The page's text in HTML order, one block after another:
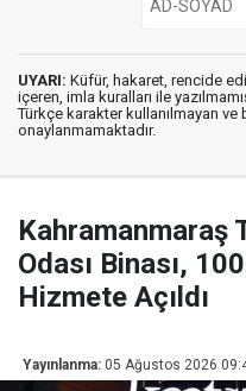
UYARI: Küfür, hakaret, rencide
içeren, imla kuralları ile
Türkçe karakter kullanılmayan ve
onaylanmamaktadır.
Kahramanmaraş
Odası Binası,
Hizmete Açıldı
Yayınlanma: 05 Ağustos 2026